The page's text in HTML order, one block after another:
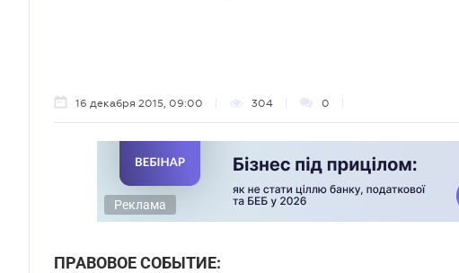
16 декабря 2015, 09:00 304 0
Реклама
ПРАВОВОЕ СОБЫТИЕ: